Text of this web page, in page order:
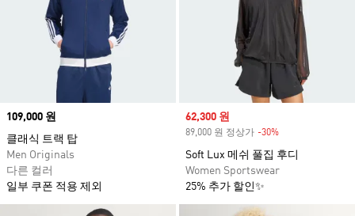
Price
109,000 원
클래식 트랙 탑
Men Originals
다른 컬러
일부 쿠폰 적용 제외
Sale price
62,300 원
89,000 원 정상가 -30%
Soft Lux 메쉬 풀집 후디
Women Sportswear
25% 추가 할인✨